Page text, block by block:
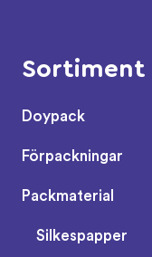
Sortiment
Doypack
Förpackningar
Packmaterial
Silkespapper